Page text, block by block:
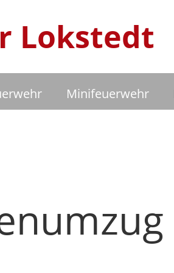
Lokstedt
Minifeuerwehr